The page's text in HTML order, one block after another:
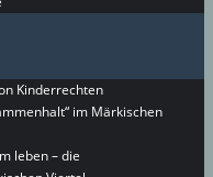
Kinderrechten
im Märkischen
leben – die